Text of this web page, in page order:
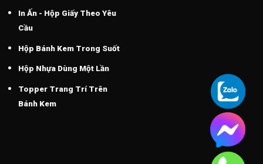
In Ấn - Hộp Giấy Theo Yêu
Cầu
Hộp Bánh Kem Trong Suốt
Hộp Nhựa Dùng Một Lần
Topper Trang Trí Trên
Bánh Kem